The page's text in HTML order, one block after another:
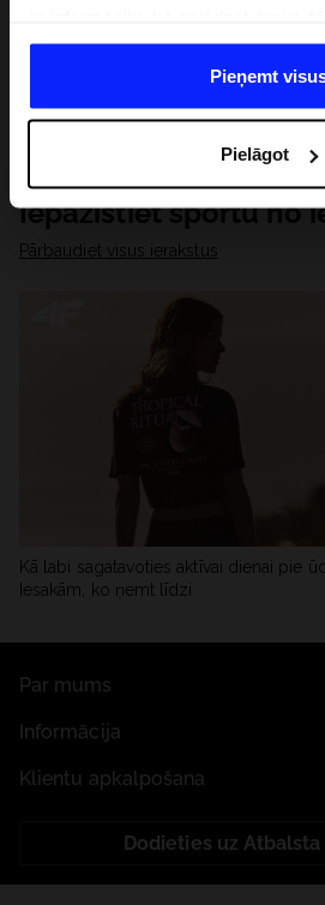
datiem, ko viņi iegūst, izmantojot
Jūsu atļauju, mēs varam pārsūtīt
saviem partneriem, lai uzlabotu
saturu un uzlabotu mūsu partneru
( piem. socialos tīklus). Detalizētu
mūsu Privātuma politikā un sadaļā
Pieņemt
Pielāgot
Iepazīstiet sportu no
Pārbaudiet visus ierakstus
Kā labi sagatavoties aktīvai dienai pie
Iesakām, ko ņemt līdzi
Par mums
Informācija
Klientu apkalpošana
Dodieties uz